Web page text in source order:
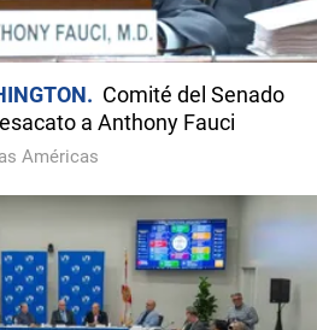
Comité del Senado
a Anthony Fauci
Américas